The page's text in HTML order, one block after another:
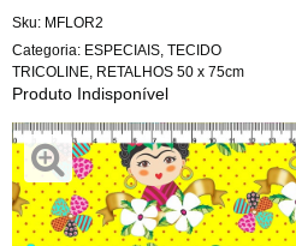
Sku: MFLOR2
Categoria: ESPECIAIS TECIDO
TRICOLINE RETALHOS 50 x 75cm
Produto Indisponível